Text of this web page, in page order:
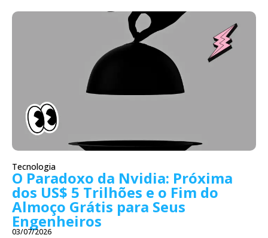
Tecnologia
O Paradoxo da Nvidia: Próxima
dos US$ 5 Trilhões e o Fim do
Almoço Grátis para Seus
Engenheiros
03/07/2026